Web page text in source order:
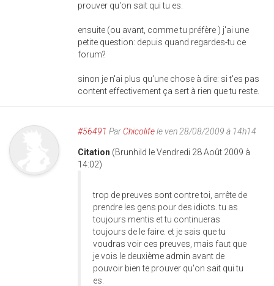
prouver qu'on sait qui tu es.
ensuite (ou avant, comme tu préfère ) j'ai une
petite question: depuis quand regardes-tu ce
forum?
sinon je n'ai plus qu'une chose à dire: si t'es pas
content effectivement ça sert à rien que tu reste.
#56491 Par Chicolifele ven 28/08/2009 à 14h14
Citation (Brunhild le Vendredi 28 Août 2009 à
14:02)
trop de preuves sont contre toi, arrête de
prendre les gens pour des idiots. tu as
toujours mentis et tu continueras
toujours de le faire. et je sais que tu
voudras voir ces preuves, mais faut que
je vois le deuxième admin avant de
pouvoir bien te prouver qu'on sait qui tu
es.